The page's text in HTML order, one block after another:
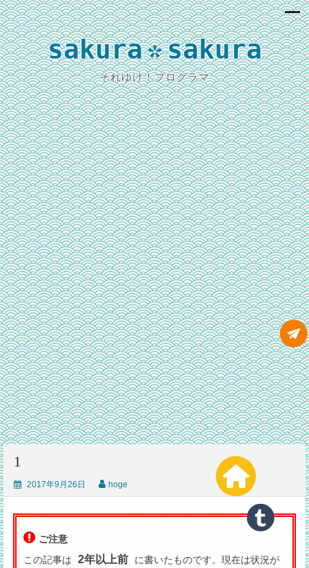
sakura*sakura
それゆけ！プログラマ
1
2017年9月26日 hoge
ご注意
この記事は
2年以上前
に書いたものです。現在は状況が